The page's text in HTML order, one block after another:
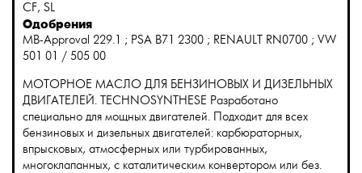
CF, SL
Одобрения
MB-Approval 229.1 ; PSA B71 2300 ; RENAULT RN0700 ; VW
501 01 / 505 00
МОТОРНОЕ МАСЛО ДЛЯ БЕНЗИНОВЫХ И ДИЗЕЛЬНЫХ
ДВИГАТЕЛЕЙ. TECHNOSYNTHESE Разработано
специально для мощных двигателей. Подходит для всех
бензиновых и дизельных двигателей: карбюраторных,
впрысковых, атмосферных или турбированных,
многоклапанных, с каталитическим конвертором или без.